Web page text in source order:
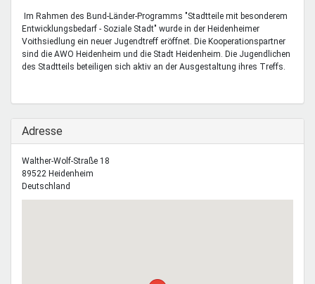
Schule & Beruf
Demokratie & Beteiligung
Im Rahmen des Bund-Länder-Programms "Stadtteile mit besonderem
Entwicklungsbedarf - Soziale Stadt" wurde in der Heidenheimer
Voithsiedlung ein neuer Jugendtreff eröffnet. Die Kooperationspartner
sind die AWO Heidenheim und die Stadt Heidenheim. Die Jugendlichen
des Stadtteils beteiligen sich aktiv an der Ausgestaltung ihres Treffs.
Ausblenden
Adresse
Walther-Wolf-Straße 18
89522 Heidenheim
Deutschland